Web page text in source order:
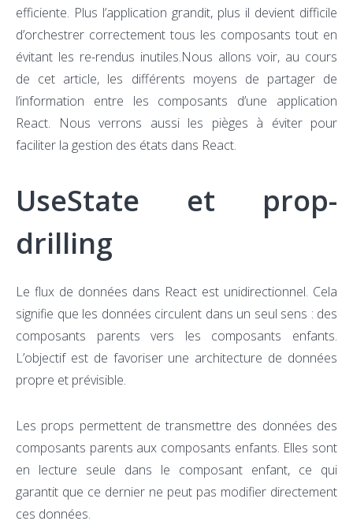
efficiente. Plus l’application grandit, plus il devient difficile
d’orchestrer correctement tous les composants tout en
évitant les re-rendus inutiles.Nous allons voir, au cours
de cet article, les différents moyens de partager de
l’information entre les composants d’une application
React. Nous verrons aussi les pièges à éviter pour
faciliter la gestion des états dans React.
UseState et prop-
drilling
Le flux de données dans React est unidirectionnel. Cela
signifie que les données circulent dans un seul sens : des
composants parents vers les composants enfants.
L’objectif est de favoriser une architecture de données
propre et prévisible.
Les props permettent de transmettre des données des
composants parents aux composants enfants. Elles sont
en lecture seule dans le composant enfant, ce qui
garantit que ce dernier ne peut pas modifier directement
ces données.